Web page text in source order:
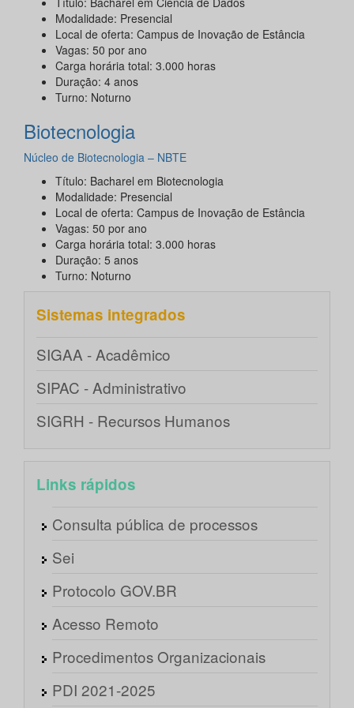
Modalidade: Presencial
Local de oferta: Campus de Inovação de Estância
Vagas: 50 por ano
Carga horária total: 3.000 horas
Duração: 4 anos
Turno: Noturno
Biotecnologia
Núcleo de Biotecnologia – NBTE
Título: Bacharel em Biotecnologia
Modalidade: Presencial
Local de oferta: Campus de Inovação de Estância
Vagas: 50 por ano
Carga horária total: 3.000 horas
Duração: 5 anos
Turno: Noturno
Sistemas integrados
SIGAA - Acadêmico
SIPAC - Administrativo
SIGRH - Recursos Humanos
Links rápidos
Consulta pública de processos
Sei
Protocolo GOV.BR
Acesso Remoto
Procedimentos Organizacionais
PDI 2021-2025